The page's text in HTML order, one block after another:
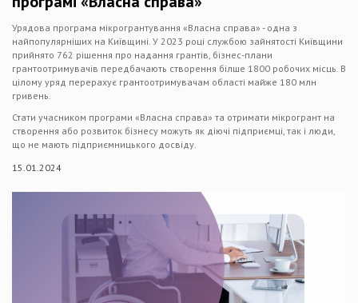
Урядова програма мікрогрантування «Власна справа» - одна з
найпопулярніших на Київщині. У 2023 році службою зайнятості Київщини
прийнято 762 рішення про надання грантів, бізнес-плани
грантоотримувачів передбачають створення білше 1800 робочих місць. В
цілому уряд перерахує грантоотримувачам області майже 180 млн
гривень.
Стати учасником програми «Власна справа» та отримати мікрогрант на
створення або розвиток бізнесу можуть як діючі підприємці, так і люди,
що не мають підприємницького досвіду.
15.01.2024